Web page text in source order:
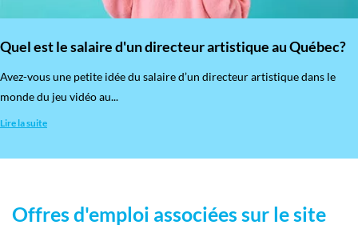
Quel est le salaire d'un directeur artistique au Québec?
Avez-vous une petite idée du salaire d’un directeur artistique dans le
monde du jeu vidéo au...
Lire la suite
Offres d'emploi associées sur le site